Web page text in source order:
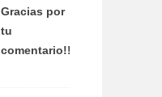
Gracias por
tu
comentario!!